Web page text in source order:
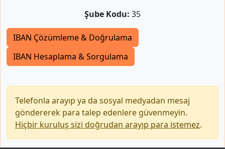
Şube Kodu: 35
IBAN Çözümleme & Doğrulama
IBAN Hesaplama & Sorgulama
Telefonla arayıp ya da sosyal medyadan mesaj
göndererek para talep edenlere güvenmeyin.
Hiçbir kuruluş sizi doğrudan arayıp para istemez.